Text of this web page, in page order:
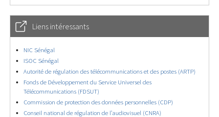
Liens intéressants
NIC Sénégal
ISOC Sénégal
Autorité de régulation des télécommunications et des postes (ARTP)
Fonds de Développement du Service Universel des
Télécommunications (FDSUT)
Commission de protection des données personnelles (CDP)
Conseil national de régulation de l’audiovisuel (CNRA)